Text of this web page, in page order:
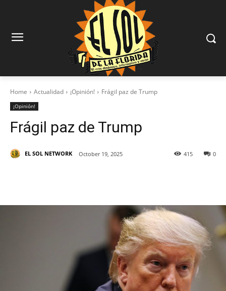
Home Actualidad ¡Opinión! Frágil paz de Trump
¡Opinión!
Frágil paz de Trump
EL SOL NETWORK October 19, 2025 0
415